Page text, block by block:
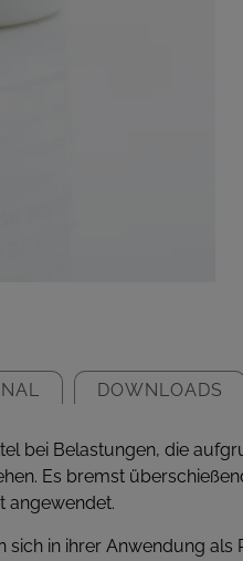
DOWNLOADS
bei Belastungen, die
Es bremst
angewendet.
sich in ihrer Anwendung